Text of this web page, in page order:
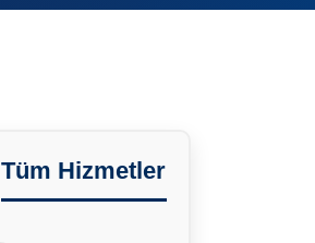
Tüm Hizmetler